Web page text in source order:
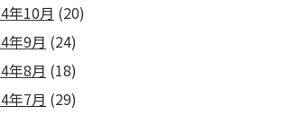
年10月 (20)
年9月 (24)
年8月 (18)
年7月 (29)